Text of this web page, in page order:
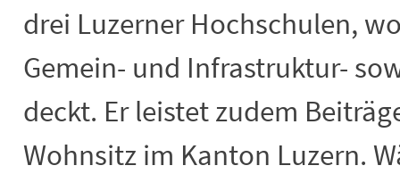
drei Luzerner Hochschulen,
Gemein- und Infrastruktur-
deckt. Er leistet zudem
Wohnsitz im Kanton Luzern.